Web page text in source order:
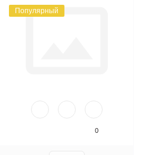
Популярный
0